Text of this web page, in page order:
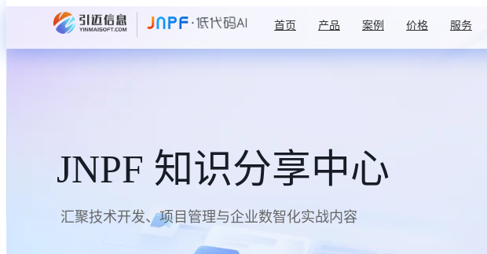
首页 产品 案例 价格 服务
JNPF 知识分享中心
汇聚技术开发、项目管理与企业数智化实战内容